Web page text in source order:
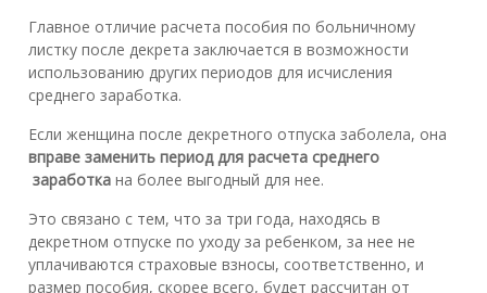
Главное отличие расчета пособия по больничному
листку после декрета заключается в возможности
использованию других периодов для исчисления
среднего заработка.
Если женщина после декретного отпуска заболела, она
вправе заменить период для расчета среднего
заработка на более выгодный для нее.
Это связано с тем, что за три года, находясь в
декретном отпуске по уходу за ребенком, за нее не
уплачиваются страховые взносы, соответственно, и
размер пособия, скорее всего, будет рассчитан от